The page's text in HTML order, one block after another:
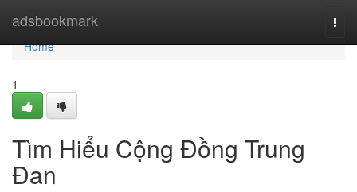
adsbookmark
Home
Home
1
Tìm Hiểu Cộng Đồng Trung
Đan